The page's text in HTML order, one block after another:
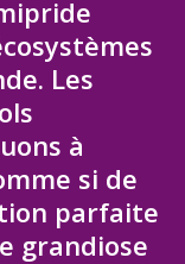
Les
à
si de
parfaite
grandiose